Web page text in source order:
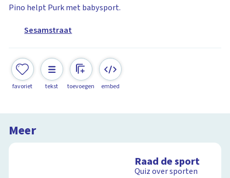
Pino helpt Purk met babysport.
Sesamstraat
favoriet tekst toevoegen embed
Meer
Raad de sport
Quiz over sporten